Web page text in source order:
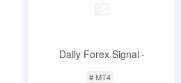
Daily Forex Signal -
# MT4